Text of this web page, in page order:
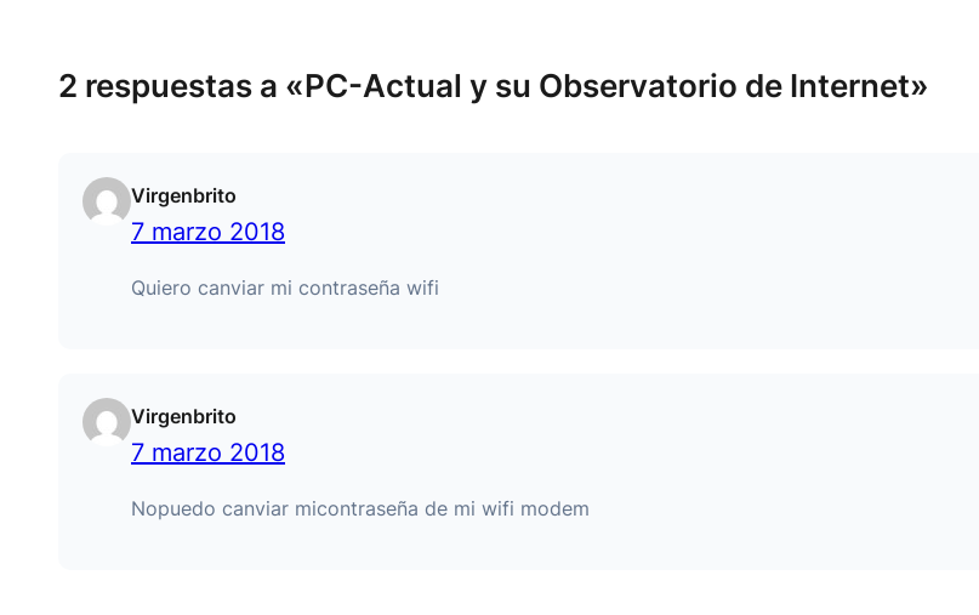
2 respuestas a «PC-Actual y su Observatorio de Internet»
Virgenbrito
7 marzo 2018
Quiero canviar mi contraseña wifi
Virgenbrito
7 marzo 2018
Nopuedo canviar micontraseña de mi wifi modem